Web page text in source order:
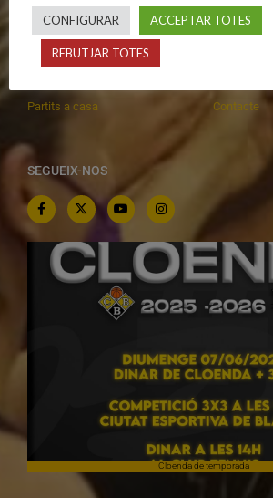
C.E. El Vilar
Altres equips
Partits a casa
Contacte
SEGUEIX-NOS
Cloenda de temporada
CONFIGURAR ACCEPTAR TOTES
REBUTJAR TOTES